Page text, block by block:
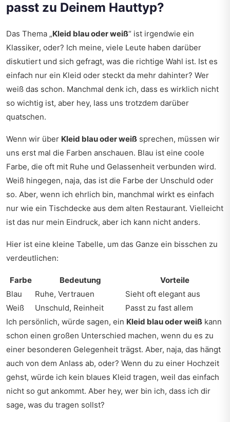
passt zu Deinem Hauttyp?
Das Thema „Kleid blau oder weiß“ ist irgendwie ein
Klassiker, oder? Ich meine, viele Leute haben darüber
diskutiert und sich gefragt, was die richtige Wahl ist. Ist es
einfach nur ein Kleid oder steckt da mehr dahinter? Wer
weiß das schon. Manchmal denk ich, dass es wirklich nicht
so wichtig ist, aber hey, lass uns trotzdem darüber
quatschen.
Wenn wir über Kleid blau oder weiß sprechen, müssen wir
uns erst mal die Farben anschauen. Blau ist eine coole
Farbe, die oft mit Ruhe und Gelassenheit verbunden wird.
Weiß hingegen, naja, das ist die Farbe der Unschuld oder
so. Aber, wenn ich ehrlich bin, manchmal wirkt es einfach
nur wie ein Tischdecke aus dem alten Restaurant. Vielleicht
ist das nur mein Eindruck, aber ich kann nicht anders.
Hier ist eine kleine Tabelle, um das Ganze ein bisschen zu
verdeutlichen:
Farbe Bedeutung
Vorteile
Blau
Ruhe, Vertrauen
Sieht oft elegant aus
Weiß
Unschuld, Reinheit
Passt zu fast allem
Ich persönlich, würde sagen, ein Kleid blau oder weiß kann
schon einen großen Unterschied machen, wenn du es zu
einer besonderen Gelegenheit trägst. Aber, naja, das hängt
auch von dem Anlass ab, oder? Wenn du zu einer Hochzeit
gehst, würde ich kein blaues Kleid tragen, weil das einfach
nicht so gut ankommt. Aber hey, wer bin ich, dass ich dir
sage, was du tragen sollst?